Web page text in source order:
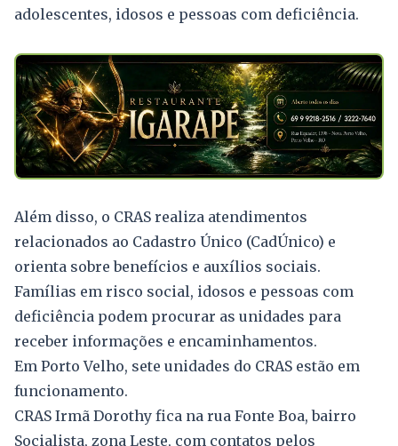
adolescentes, idosos e pessoas com deficiência.
Além disso, o CRAS realiza atendimentos
relacionados ao Cadastro Único (CadÚnico) e
orienta sobre benefícios e auxílios sociais.
Famílias em risco social, idosos e pessoas com
deficiência podem procurar as unidades para
receber informações e encaminhamentos.
Em Porto Velho, sete unidades do CRAS estão em
funcionamento.
CRAS Irmã Dorothy fica na rua Fonte Boa, bairro
Socialista, zona Leste, com contatos pelos